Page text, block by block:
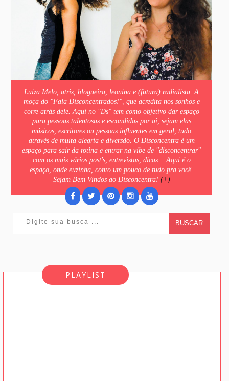
Luiza Melo, atriz, blogueira, leonina e (futura) radialista. A
moça do "Fala Disconcentrados!", que acredita nos sonhos e
corre atrás dele. Aqui no "Ds" tem como objetivo dar espaço
para pessoas talentosas e escondidas por ai, sejam elas
músicos, escritores ou pessoas influentes em geral, tudo
através de muita alegria e diversão. O Disconcentra é um
espaço para sair da rotina e entrar na vibe de "disconcentrar"
com os mais vários post's, entrevistas, dicas... Aqui é o
espaço, onde euzinha, conto um pouco de tudo pra você.
Sejam Bem Vindos ao Disconcentra! (+)
BUSCAR
PLAYLIST